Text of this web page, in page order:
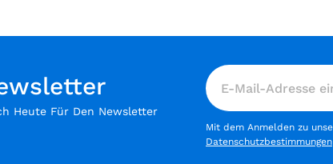
Heute Für Den Newsletter
Mit dem Anmelden zu
Datenschutzbestimmungen